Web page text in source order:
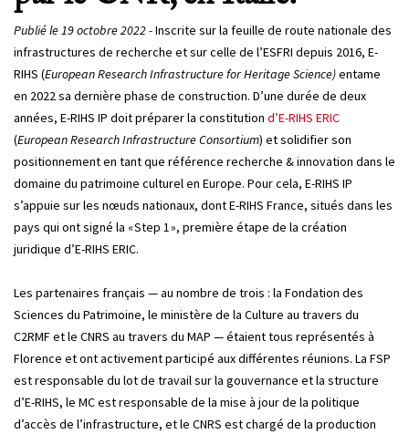
Publié le 19 octobre 2022 -Inscrite sur la feuille de route nationale des
infrastructures de recherche et sur celle de l’ESFRI depuis 2016, E-
RIHS (European Research Infrastructure for Heritage Science)entame
en 2022 sa dernière phase de construction. D’une durée de deux
années, E-RIHS IP doit préparer la constitution d’E-RIHS ERIC
(European Research Infrastructure Consortium) et solidifier son
positionnement en tant que référence recherche & innovation dans le
domaine du patrimoine culturel en Europe. Pour cela, E-RIHS IP
s’appuie sur les nœuds nationaux, dont E-RIHS France, situés dans les
pays qui ont signé la « Step 1 », première étape de la création
juridique d’E-RIHS ERIC.
Les partenaires français — au nombre de trois : la Fondation des
Sciences du Patrimoine, le ministère de la Culture au travers du
C2RMF et le CNRS au travers du MAP — étaient tous représentés à
Florence et ont activement participé aux différentes réunions. La FSP
est responsable du lot de travail sur la gouvernance et la structure
d’E-RIHS, le MC est responsable de la mise à jour de la politique
d’accès de l’infrastructure, et le CNRS est chargé de la production